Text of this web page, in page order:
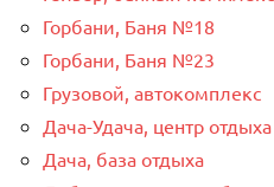
Горбани, Баня №18
Горбани, Баня №23
Грузовой, автокомплекс
Дача-Удача, центр отдыха
Дача, база отдыха